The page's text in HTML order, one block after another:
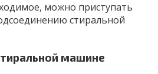
можно приступать
стиральной
машине